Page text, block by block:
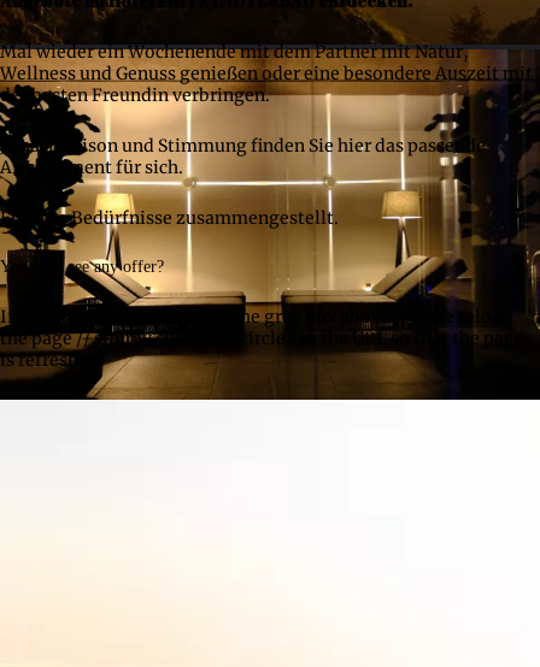
Mal wieder ein Wochenende mit dem Partner mit Natur,
Wellness und Genuss genießen oder eine besondere Auszeit mit
der besten Freundin verbringen.
Je nach Saison und Stimmung finden Sie hier das passende
Arrangement für sich.
Für Ihre Bedürfnisse zusammengestellt.
You can't see any offer?
If no offers are displayed in the grey box above, please reload
the page // simply click the “circle” in the URL so that the page
is refreshed!